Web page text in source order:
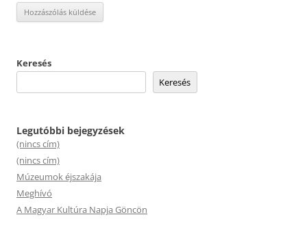
Keresés
Keresés
Legutóbbi bejegyzések
(nincs cím)
(nincs cím)
Múzeumok éjszakája
Meghívó
A Magyar Kultúra Napja Göncön